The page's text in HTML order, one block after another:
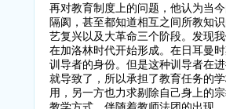
再对教育制度上的问题，他认为当
隔阂，甚至都知道相互之间所教知
艺复兴以及大革命三个阶段。发现
在加洛林时代开始形成。在日耳曼
训导者的身份。但是这种训导者在
就导致了，所以承担了教育任务的
用，另一方也力求剔除自己身上的
教学方式。伴随着教师法团的出现